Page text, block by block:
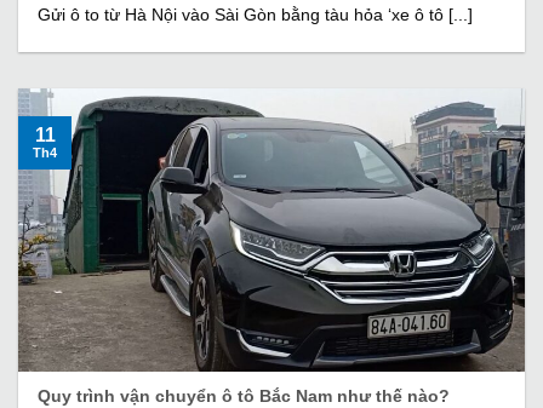
Gửi ô to từ Hà Nội vào Sài Gòn bằng tàu hỏa ‘xe ô tô [...]
Quy trình vận chuyển ô tô Bắc Nam như thế nào?
11
Th4